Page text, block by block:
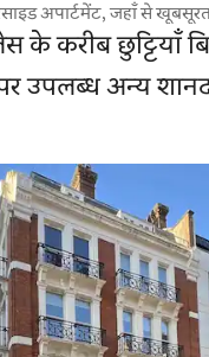
अपार्टमेंट, जहाँ से
के करीब छुट्टियाँ
उपलब्ध अन्य